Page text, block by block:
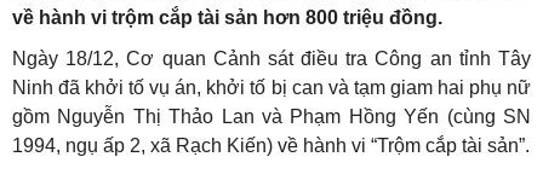
về hành vi trộm cắp tài sản hơn 800 triệu đồng.
Ngày 18/12, Cơ quan Cảnh sát điều tra Công an tỉnh Tây
Ninh đã khởi tố vụ án, khởi tố bị can và tạm giam hai phụ nữ
gồm Nguyễn Thị Thảo Lan và Phạm Hồng Yến (cùng SN
1994, ngụ ấp 2, xã Rạch Kiến) về hành vi “Trộm cắp tài sản”.